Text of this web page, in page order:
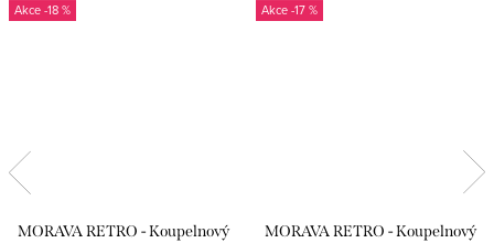
-18 %
MORAVA RETRO - Koupelnový
-17 %
MORAVA RETRO - Koupelnový